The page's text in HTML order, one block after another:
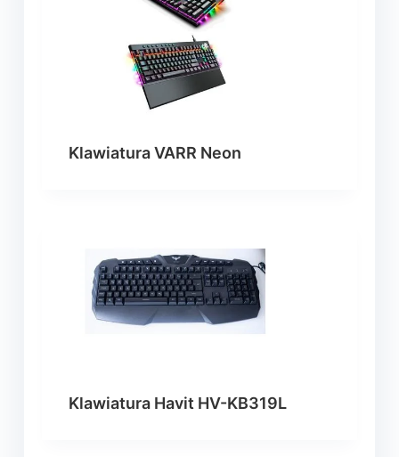
Klawiatura VARR Neon
Klawiatura Havit HV-KB319L